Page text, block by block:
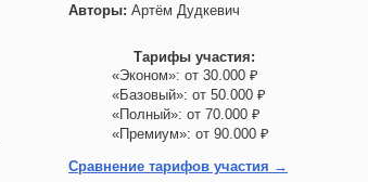
Авторы: Артём Дудкевич
Тарифы участия:
«Эконом»: от 30.000 ₽
«Базовый»: от 50.000 ₽
«Полный»: от 70.000 ₽
«Премиум»: от 90.000 ₽
Сравнение тарифов участия →